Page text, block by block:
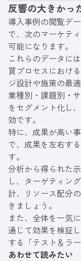
決策について解説しま
反響の大きかっ
導入事例の閲覧デ
で、次のマーケテ
可能になります。
これらのデータに
買プロセスにおけ
ジ設計や施策の最
業種別・課題別・
をセグメント化し
効です。
特に、成果が高い
で、成果を左右す
す。
分析から得られた
し、ターゲティン
計、リソース配分
きましょう。
また、全体を一気
通じて効果を検証
する「テスト＆ラ
あわせて読みたい